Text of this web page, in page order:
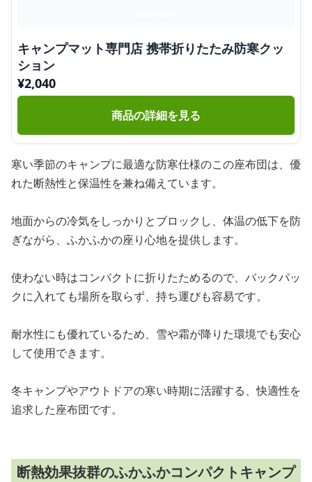
キャンプマット専門店 携帯折りたたみ防寒クッ
ション
¥2,040
商品の詳細を見る
寒い季節のキャンプに最適な防寒仕様のこの座布団は、優
れた断熱性と保温性を兼ね備えています。
地面からの冷気をしっかりとブロックし、体温の低下を防
ぎながら、ふかふかの座り心地を提供します。
使わない時はコンパクトに折りたためるので、バックパッ
クに入れても場所を取らず、持ち運びも容易です。
耐水性にも優れているため、雪や霜が降りた環境でも安心
して使用できます。
冬キャンプやアウトドアの寒い時期に活躍する、快適性を
追求した座布団です。
断熱効果抜群のふかふかコンパクトキャンプ